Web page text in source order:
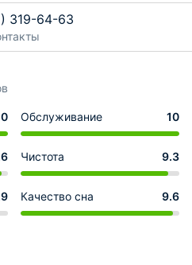
319-64-63
Обслуживание 10
Чистота 9.3
Качество сна 9.6